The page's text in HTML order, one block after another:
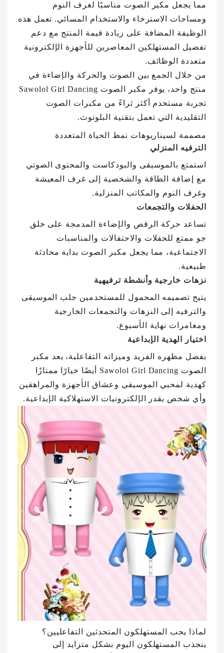
مما يجعل مكبر الصوت مناسبًا لغرف النوم
ومساحات الاسترخاء والاستخدام المسائي. تعمل هذه
الوظيفة المضافة على زيادة قيمة المنتج مع دعم
تفضيل المستهلكين المعاصرين للأجهزة الإلكترونية
متعددة الوظائف.
من خلال الجمع بين الصوت والحركة والإضاءة في
منتج واحد، يوفر مكبر الصوت Sawolol Girl Dancing
تجربة مستخدم أكثر ثراءً من مكبرات الصوت
التقليدية التي تعمل بتقنية البلوتوث.
مصممة لسيناريوهات نمط الحياة المتعددة
الترفيه المنزلي
استمتع بالموسيقى والبودكاست والمحتوى الصوتي
مع إضافة الطاقة والشخصية إلى غرف المعيشة
وغرف النوم والمكاتب المنزلية.
الحفلات والتجمعات
تساعد حركة الرقص والإضاءة المدمجة على خلق
جو ممتع للحفلات والاحتفالات والمناسبات
الاجتماعية، مما يجعل مكبر الصوت بداية محادثة
طبيعية.
نزهات خارجية وأنشطة ترفيهية
يتيح تصميمه المحمول للمستخدمين جلب الموسيقى
والترفيه إلى النزهات والتجمعات الخارجية
ومغامرات نهاية الأسبوع.
اختيار الهدية الإبداعية
بفضل مظهره الفريد وميزاته التفاعلية، يعد مكبر
الصوت Sawolol Girl Dancing أيضًا خيارًا ممتازًا
كهدية لمحبي الموسيقى وعشاق الأجهزة والمراهقين
وأي شخص يقدر الإلكترونيات الاستهلاكية الإبداعية.
لماذا يحب المستهلكون المتحدثين التفاعليين؟
ينجذب المستهلكون اليوم بشكل متزايد إلى